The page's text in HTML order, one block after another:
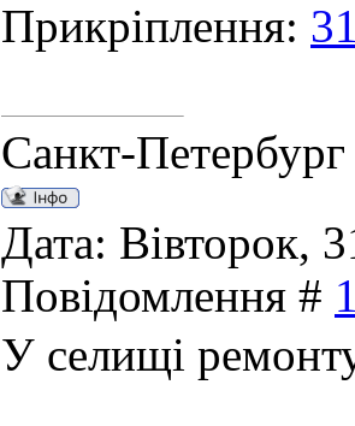
Прикріплення:
Санкт-Петербург
Дата: Вівторок,
Повідомлення #
У селищі